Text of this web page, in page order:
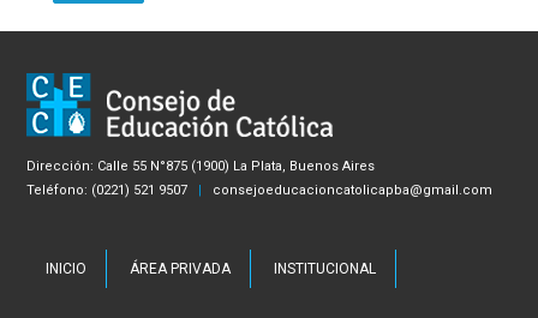
Dirección: Calle 55 N°875 (1900) La Plata, Buenos Aires
Teléfono: (0221) 521 9507
consejoeducacioncatolicapba@gmail.com
INICIO ÁREA PRIVADA INSTITUCIONAL